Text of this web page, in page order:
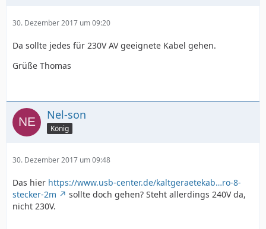
30. Dezember 2017 um 09:20
Da sollte jedes für 230V AV geeignete Kabel gehen.
Grüße Thomas
Nel-son
König
30. Dezember 2017 um 09:48
Das hier https://www.usb-center.de/kaltgeraetekab…ro-8-
stecker-2m
sollte doch gehen? Steht allerdings 240V da,
nicht 230V.